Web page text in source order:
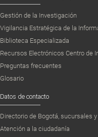
Gestión de la Investigación
Vigilancia Estratégica de la
Biblioteca Especializada
Recursos Electrónicos Centro de
Preguntas frecuentes
Glosario
Datos de contacto
Directorio de Bogotá, sucursales
Atención a la ciudadanía